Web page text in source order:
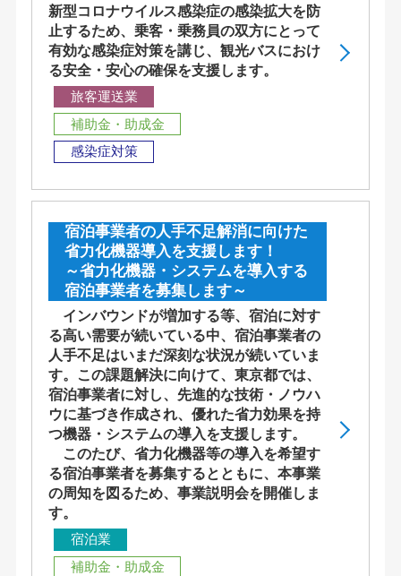
新型コロナウイルス感染症の感染拡大を防
止するため、乗客・乗務員の双方にとって
有効な感染症対策を講じ、観光バスにおけ
る安全・安心の確保を支援します。
旅客運送業
補助金・助成金
感染症対策
宿泊事業者の人手不足解消に向けた
省力化機器導入を支援します！
～省力化機器・システムを導入する
宿泊事業者を募集します～
インバウンドが増加する等、宿泊に対す
る高い需要が続いている中、宿泊事業者の
人手不足はいまだ深刻な状況が続いていま
す。この課題解決に向けて、東京都では、
宿泊事業者に対し、先進的な技術・ノウハ
ウに基づき作成され、優れた省力効果を持
つ機器・システムの導入を支援します。
このたび、省力化機器等の導入を希望す
る宿泊事業者を募集するとともに、本事業
の周知を図るため、事業説明会を開催しま
す。
宿泊業
補助金・助成金